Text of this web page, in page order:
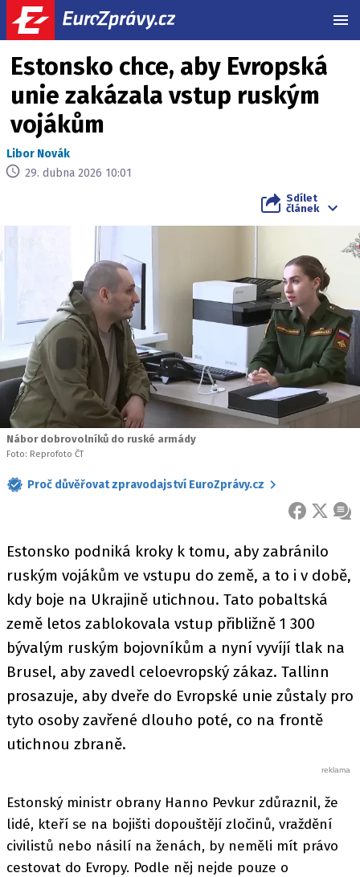
Estonsko chce, aby Evropská
unie zakázala vstup ruským
vojákům
Libor Novák
29. dubna 2026 10:01
Sdílet
článek
Nábor dobrovolníků do ruské armády
Foto: Reprofoto ČT
Proč důvěřovat zpravodajství EuroZprávy.cz
FACEBOOK
X
Estonsko podniká kroky k tomu, aby zabránilo
ruským vojákům ve vstupu do země, a to i v době,
kdy boje na Ukrajině utichnou. Tato pobaltská
země letos zablokovala vstup přibližně 1 300
bývalým ruským bojovníkům a nyní vyvíjí tlak na
Brusel, aby zavedl celoevropský zákaz. Tallinn
prosazuje, aby dveře do Evropské unie zůstaly pro
tyto osoby zavřené dlouho poté, co na frontě
utichnou zbraně.
Estonský ministr obrany Hanno Pevkur zdůraznil, že
lidé, kteří se na bojišti dopouštějí zločinů, vraždění
civilistů nebo násilí na ženách, by neměli mít právo
cestovat do Evropy. Podle něj nejde pouze o